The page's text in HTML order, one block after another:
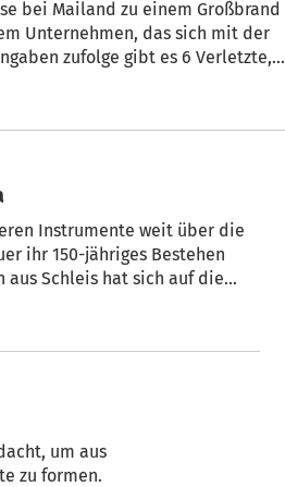
bei Mailand zu einem Großbrand
das sich mit der
zufolge gibt es 6 Verletzte,
Instrumente weit über die
ihr 150-jähriges Bestehen
um aus
zu formen.